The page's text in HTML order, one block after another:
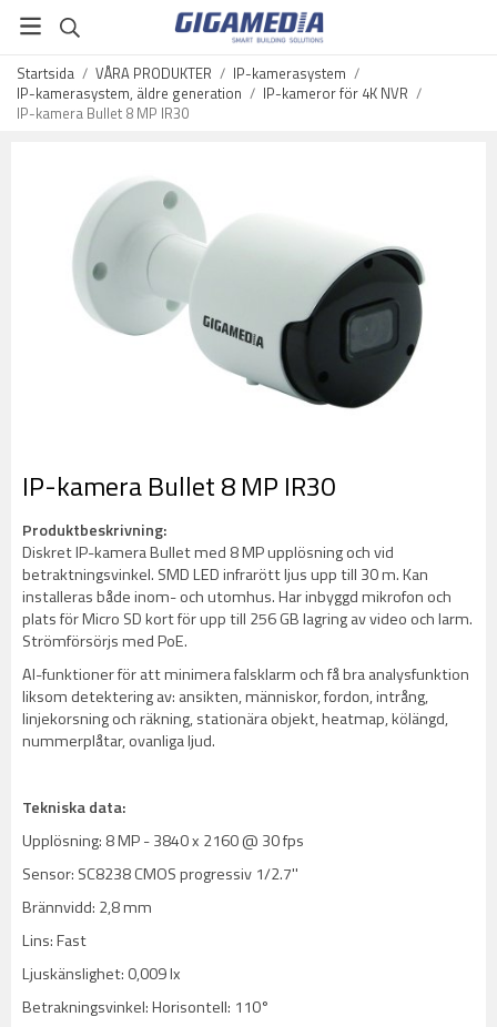
Startsida / VÅRA PRODUKTER / IP-kamerasystem /
IP-kamerasystem, äldre generation / IP-kameror för 4K NVR /
IP-kamera Bullet 8 MP IR30
IP-kamera Bullet 8 MP IR30
Produktbeskrivning:
Diskret IP-kamera Bullet med 8 MP upplösning och vid
betraktningsvinkel. SMD LED infrarött ljus upp till 30 m. Kan
installeras både inom- och utomhus. Har inbyggd mikrofon och
plats för Micro SD kort för upp till 256 GB lagring av video och larm.
Strömförsörjs med PoE.
AI-funktioner för att minimera falsklarm och få bra analysfunktion
liksom detektering av: ansikten, människor, fordon, intrång,
linjekorsning och räkning, stationära objekt, heatmap, kölängd,
nummerplåtar, ovanliga ljud.
Tekniska data:
Upplösning: 8 MP - 3840 x 2160 @ 30 fps
Sensor: SC8238 CMOS progressiv 1/2.7''
Brännvidd: 2,8 mm
Lins: Fast
Ljuskänslighet: 0,009 lx
Betrakningsvinkel: Horisontell: 110°